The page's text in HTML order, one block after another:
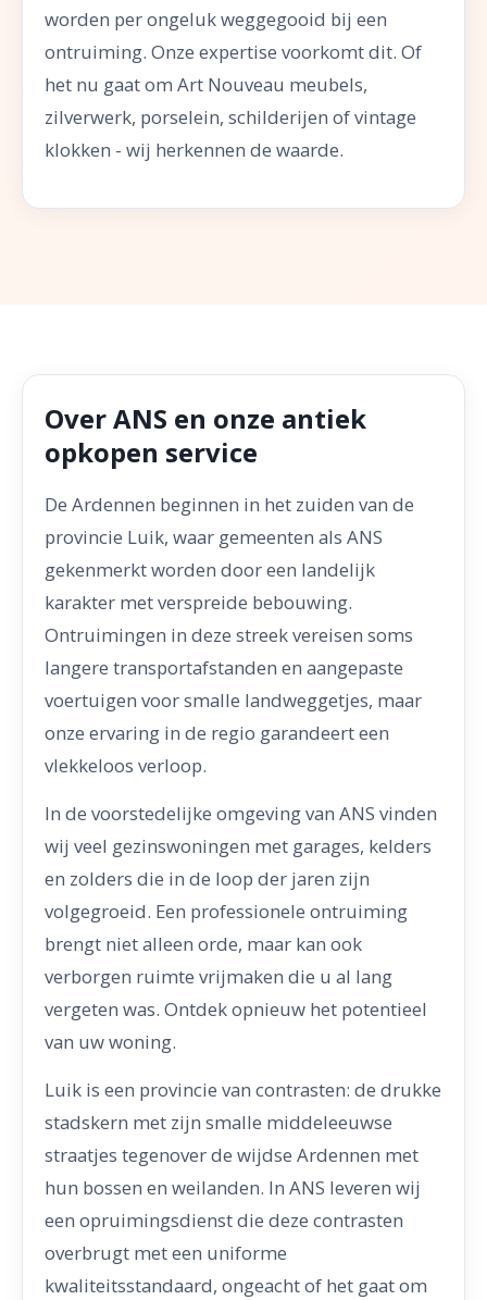
worden per ongeluk weggegooid bij een
ontruiming. Onze expertise voorkomt dit. Of
het nu gaat om Art Nouveau meubels,
zilverwerk, porselein, schilderijen of vintage
klokken - wij herkennen de waarde.
Over ANS en onze antiek
opkopen service
De Ardennen beginnen in het zuiden van de
provincie Luik, waar gemeenten als ANS
gekenmerkt worden door een landelijk
karakter met verspreide bebouwing.
Ontruimingen in deze streek vereisen soms
langere transportafstanden en aangepaste
voertuigen voor smalle landweggetjes, maar
onze ervaring in de regio garandeert een
vlekkeloos verloop.
In de voorstedelijke omgeving van ANS vinden
wij veel gezinswoningen met garages, kelders
en zolders die in de loop der jaren zijn
volgegroeid. Een professionele ontruiming
brengt niet alleen orde, maar kan ook
verborgen ruimte vrijmaken die u al lang
vergeten was. Ontdek opnieuw het potentieel
van uw woning.
Luik is een provincie van contrasten: de drukke
stadskern met zijn smalle middeleeuwse
straatjes tegenover de wijdse Ardennen met
hun bossen en weilanden. In ANS leveren wij
een opruimingsdienst die deze contrasten
overbrugt met een uniforme
kwaliteitsstandaard, ongeacht of het gaat om